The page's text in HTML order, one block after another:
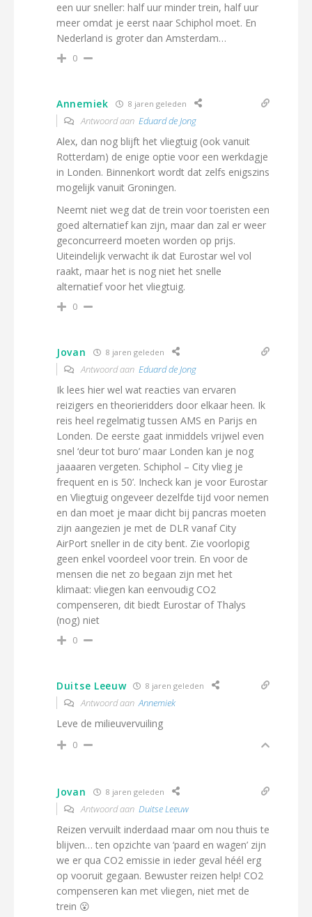
een uur sneller: half uur minder trein, half uur
meer omdat je eerst naar Schiphol moet. En
Nederland is groter dan Amsterdam…
0
Annemiek 8 jaren geleden
Antwoord aan Eduard de Jong
Alex, dan nog blijft het vliegtuig (ook vanuit
Rotterdam) de enige optie voor een werkdagje
in Londen. Binnenkort wordt dat zelfs enigszins
mogelijk vanuit Groningen.
Neemt niet weg dat de trein voor toeristen een
goed alternatief kan zijn, maar dan zal er weer
geconcurreerd moeten worden op prijs.
Uiteindelijk verwacht ik dat Eurostar wel vol
raakt, maar het is nog niet het snelle
alternatief voor het vliegtuig.
0
Jovan 8 jaren geleden
Antwoord aan Eduard de Jong
Ik lees hier wel wat reacties van ervaren
reizigers en theorieridders door elkaar heen. Ik
reis heel regelmatig tussen AMS en Parijs en
Londen. De eerste gaat inmiddels vrijwel even
snel ‘deur tot buro’ maar Londen kan je nog
jaaaaren vergeten. Schiphol – City vlieg je
frequent en is 50’. Incheck kan je voor Eurostar
en Vliegtuig ongeveer dezelfde tijd voor nemen
en dan moet je maar dicht bij pancras moeten
zijn aangezien je met de DLR vanaf City
AirPort sneller in de city bent. Zie voorlopig
geen enkel voordeel voor trein. En voor de
mensen die net zo begaan zijn met het
klimaat: vliegen kan eenvoudig CO2
compenseren, dit biedt Eurostar of Thalys
(nog) niet
0
Duitse Leeuw 8 jaren geleden
Antwoord aanAnnemiek
Leve de milieuvervuiling
0
Jovan 8 jaren geleden
Antwoord aan Duitse Leeuw
Reizen vervuilt inderdaad maar om nou thuis te
blijven… ten opzichte van ‘paard en wagen’ zijn
we er qua CO2 emissie in ieder geval héél erg
op vooruit gegaan. Bewuster reizen help! CO2
compenseren kan met vliegen, niet met de
trein 😮